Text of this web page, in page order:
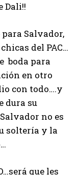
Dali!!
Salvador,
del PAC…
boda para
en otro
con todo….y
dura su
no es
soltería y la
que les